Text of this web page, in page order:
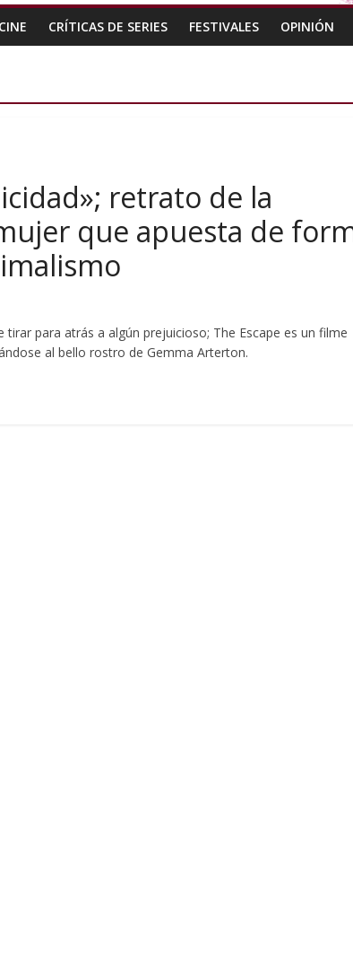
CRÍTICAS DE SERIES FESTIVALES OPINIÓN
retrato de la
que apuesta de
para atrás a algún prejuicioso; The Escape es un filme
al bello rostro de Gemma Arterton.